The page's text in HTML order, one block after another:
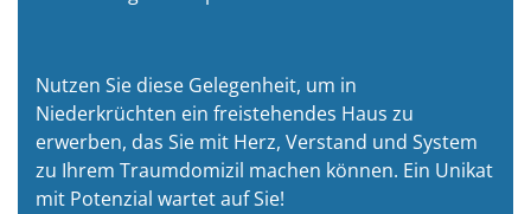
Nutzen Sie diese Gelegenheit, um in
Niederkrüchten ein freistehendes Haus zu
erwerben, das Sie mit Herz, Verstand und System
zu Ihrem Traumdomizil machen können. Ein Unikat
mit Potenzial wartet auf Sie!